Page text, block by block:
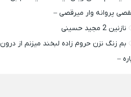
پروانه وار میرقصی –
نازنین 2 مجید حسینی
بم زنگ نزن حروم زاده لبخند میزنم از درون
–